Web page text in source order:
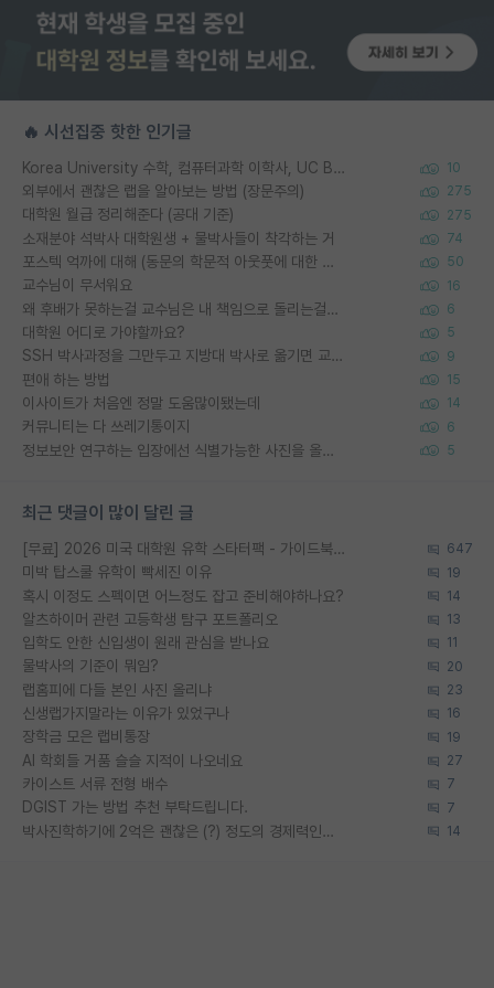
🔥 시선집중 핫한 인기글
Korea University 수학, 컴퓨터과학 이학사, UC Berkeley 산업공학 대학원 공학박사가 되는 것은 쉽지 않겠죠? 10
외부에서 괜찮은 랩을 알아보는 방법 (장문주의) 275
대학원 월급 정리해준다 (공대 기준) 275
소재분야 석박사 대학원생 + 물박사들이 착각하는 거 74
포스텍 억까에 대해 (동문의 학문적 아웃풋에 대한 반박) 50
교수님이 무서워요 16
왜 후배가 못하는걸 교수님은 내 책임으로 돌리는걸까요? 6
대학원 어디로 가야할까요? 5
SSH 박사과정을 그만두고 지방대 박사로 옮기면 교수의 꿈은 끝일까요? 9
편애 하는 방법 15
이사이트가 처음엔 정말 도움많이됐는데 14
커뮤니티는 다 쓰레기통이지 6
정보보안 연구하는 입장에선 식별가능한 사진을 올리는건 비추이긴함 5
최근 댓글이 많이 달린 글
[무료] 2026 미국 대학원 유학 스타터팩 - 가이드북 & 합격자 컨택메일 템플릿 647
미박 탑스쿨 유학이 빡세진 이유 19
혹시 이정도 스펙이면 어느정도 잡고 준비해야하나요? 14
알츠하이머 관련 고등학생 탐구 포트폴리오 13
입학도 안한 신입생이 원래 관심을 받나요 11
물박사의 기준이 뭐임? 20
랩홈피에 다들 본인 사진 올리냐 23
신생랩가지말라는 이유가 있었구나 16
장학금 모은 랩비통장 19
AI 학회들 거품 슬슬 지적이 나오네요 27
카이스트 서류 전형 배수 7
DGIST 가는 방법 추천 부탁드립니다. 7
박사진학하기에 2억은 괜찮은 (?) 정도의 경제력인가요 14